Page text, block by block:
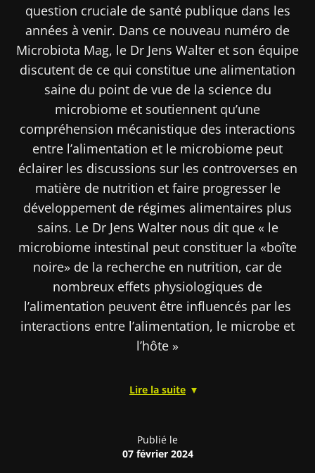
question cruciale de santé publique dans les
années à venir. Dans ce nouveau numéro de
Microbiota Mag, le Dr Jens Walter et son équipe
discutent de ce qui constitue une alimentation
saine du point de vue de la science du
microbiome et soutiennent qu’une
compréhension mécanistique des interactions
entre l’alimentation et le microbiome peut
éclairer les discussions sur les controverses en
matière de nutrition et faire progresser le
développement de régimes alimentaires plus
sains. Le Dr Jens Walter nous dit que « le
microbiome intestinal peut constituer la «boîte
noire» de la recherche en nutrition, car de
nombreux effets physiologiques de
l’alimentation peuvent être influencés par les
interactions entre l’alimentation, le microbe et
l’hôte »
Il ne s’agit pas d’une « boîte noire » mais plutôt
d’Alzheimer préclinique. Pour la première fois,
un article publié dansScience Translational
Lire la suite
Publié le
07 février 2024